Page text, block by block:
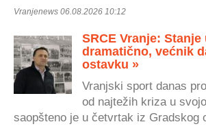
Vranjenews 06.08.2026 10:12
SRCE Vranje:
dramatično, većnik
ostavku »
Vranjski sport danas
od najtežih kriza u
saopšteno je u četvrtak iz Gradskog